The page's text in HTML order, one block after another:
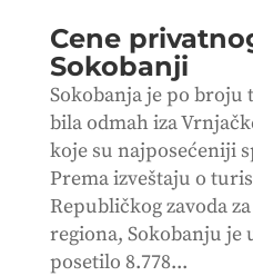
Cene
Sokobanji
Sokobanja je po
bila odmah iza
koje su najposećeniji
Prema izveštaju o
Republičkog zavoda
regiona, Sokobanju je
posetilo 8.778...